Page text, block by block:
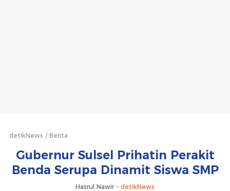
detikNews Berita
Gubernur Sulsel Prihatin Perakit
Benda Serupa Dinamit Siswa SMP
Hasrul Nawir - detikNews